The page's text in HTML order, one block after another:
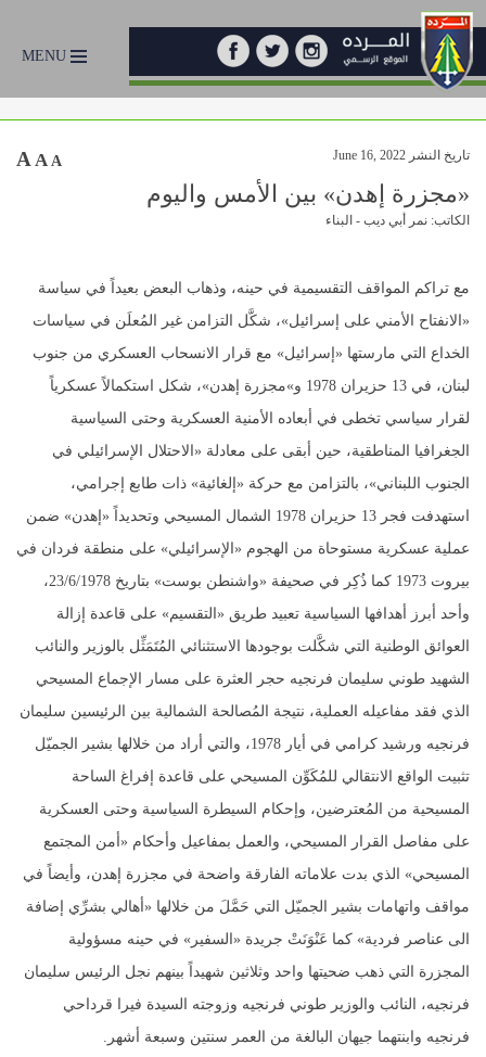
MENU
تاريخ النشر June 16, 2022 A A A
«مجزرة إهدن» بين الأمس واليوم
الكاتب: نمر أبي ديب - البناء
مع تراكم المواقف التقسيمية في حينه، وذهاب البعض بعيداً في سياسة
«الانفتاح الأمني على إسرائيل»، شكَّل التزامن غير المُعلَن في سياسات
الخداع التي مارستها «إسرائيل» مع قرار الانسحاب العسكري من جنوب
لبنان، في 13 حزيران 1978 و»مجزرة إهدن»، شكل استكمالاً عسكرياً
لقرار سياسي تخطى في أبعاده الأمنية العسكرية وحتى السياسية
الجغرافيا المناطقية، حين أبقى على معادلة «الاحتلال الإسرائيلي في
الجنوب اللبناني»، بالتزامن مع حركة «إلغائية» ذات طابع إجرامي،
استهدفت فجر 13 حزيران 1978 الشمال المسيحي وتحديداً «إهدن» ضمن
عملية عسكرية مستوحاة من الهجوم «الإسرائيلي» على منطقة فردان في
بيروت 1973 كما ذُكِر في صحيفة «واشنطن بوست» بتاريخ 23/6/1978،
وأحد أبرز أهدافها السياسية تعبيد طريق «التقسيم» على قاعدة إزالة
العوائق الوطنية التي شكَّلت بوجودها الاستثنائي المُتَمَثِّل بالوزير والنائب
الشهيد طوني سليمان فرنجيه حجر العثرة على مسار الإجماع المسيحي
الذي فقد مفاعيله العملية، نتيجة المُصالحة الشمالية بين الرئيسين سليمان
فرنجيه ورشيد كرامي في أيار 1978، والتي أراد من خلالها بشير الجميّل
تثبيت الواقع الانتقالي للمُكَوِّن المسيحي على قاعدة إفراغ الساحة
المسيحية من المُعترضين، وإحكام السيطرة السياسية وحتى العسكرية
على مفاصل القرار المسيحي، والعمل بمفاعيل وأحكام «أمن المجتمع
المسيحي» الذي بدت علاماته الفارقة واضحة في مجزرة إهدن، وأيضاً في
مواقف واتهامات بشير الجميّل التي حَمَّلَ من خلالها «أهالي بشرِّي إضافة
الى عناصر فردية» كما عَنْوَنَتْ جريدة «السفير» في حينه مسؤولية
المجزرة التي ذهب ضحيتها واحد وثلاثين شهيداً بينهم نجل الرئيس سليمان
فرنجيه، النائب والوزير طوني فرنجيه وزوجته السيدة فيرا قرداحي
فرنجيه وابنتهما جيهان البالغة من العمر سنتين وسبعة أشهر.